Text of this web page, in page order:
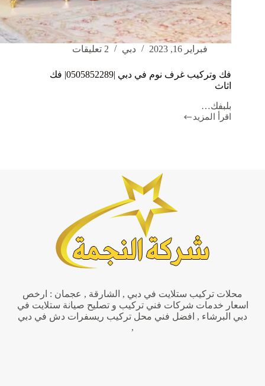
فبراير 16, 2023 دبي 2 تعليقات
فك وتركيب غرف نوم في دبي |0505852289| فك
اثاث
بلبفك…
اقرأ المزيد
فك
محلات تركيب ستلايت في دبي , الشارقة , عجمان : ارخص
اسعار خدمات شركات فني تركيب و تصليح صيانة ستلايت في
دبي البرشاء , افضل فني محل تركيب ريسفرات دش في دبي
,